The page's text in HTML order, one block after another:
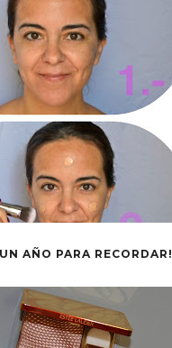
AÑO PARA RECORDAR!